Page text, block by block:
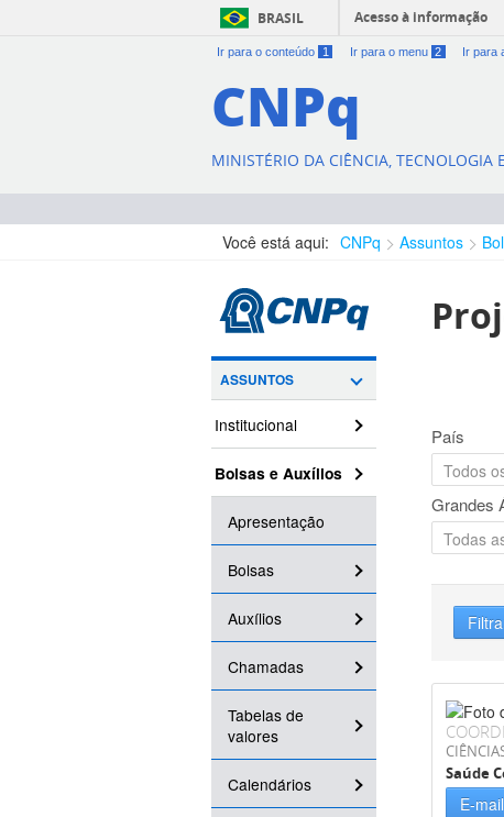
BRASIL Acesso à informação
Ir para o conteúdo 1 Ir para o menu 2 Ir para
CNPq
MINISTÉRIO DA CIÊNCIA, TECNOLOGIA
Você está aqui: CNPq Assuntos
ASSUNTOS
Institucional
Bolsas e Auxílios
Apresentação
Bolsas
Auxílios
Chamadas
Tabelas de
valores
Calendários
País
Grandes
Saúde
E-mail